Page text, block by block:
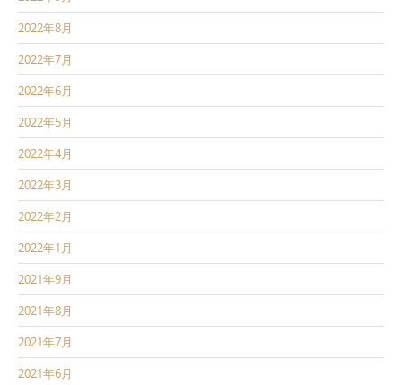
2022年8月
2022年7月
2022年6月
2022年5月
2022年4月
2022年3月
2022年2月
2022年1月
2021年9月
2021年8月
2021年7月
2021年6月